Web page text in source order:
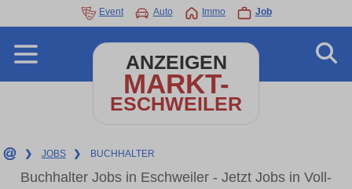
Event Auto Immo Job
ANZEIGEN
MARKT-
ESCHWEILER
❯ JOBS ❯ BUCHHALTER
Buchhalter Jobs in Eschweiler - Jetzt Jobs in Voll-